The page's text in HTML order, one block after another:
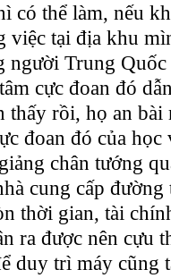
có thể làm, nếu
việc tại địa khu
Trung
cực đoan đó
rồi, họ an bài
đoan đó của học
chân tướng
cung cấp đường
thời gian, tài
ra được nên cựu
duy trì máy cũng